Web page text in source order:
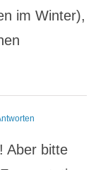
im Winter),
Aber bitte